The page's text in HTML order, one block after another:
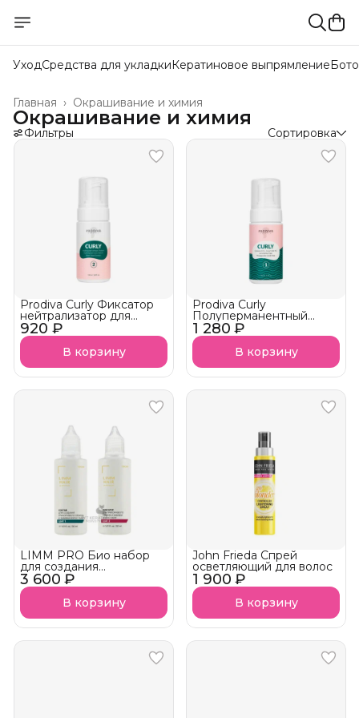
УходСредства для укладкиКератиновое выпрямление
Окрашивание и химия
Главная ›
Окрашивание и химия
Фильтры Сортировка
920 ₽
Prodiva Curly Фиксатор
нейтрализатор для
прикорневого объема и
завивки волос
В корзину
1 280 ₽
Prodiva Curly
Полуперманентный
состав для
прикорневого объёма и
завивки волос Шаг 1
В корзину
3 600 ₽
LIMM PRO Био набор
для создания
прикорневого объема и
завивки волос ПАМП
В корзину
1 900 ₽
John Frieda Спрей
осветляющий для волос
В корзину